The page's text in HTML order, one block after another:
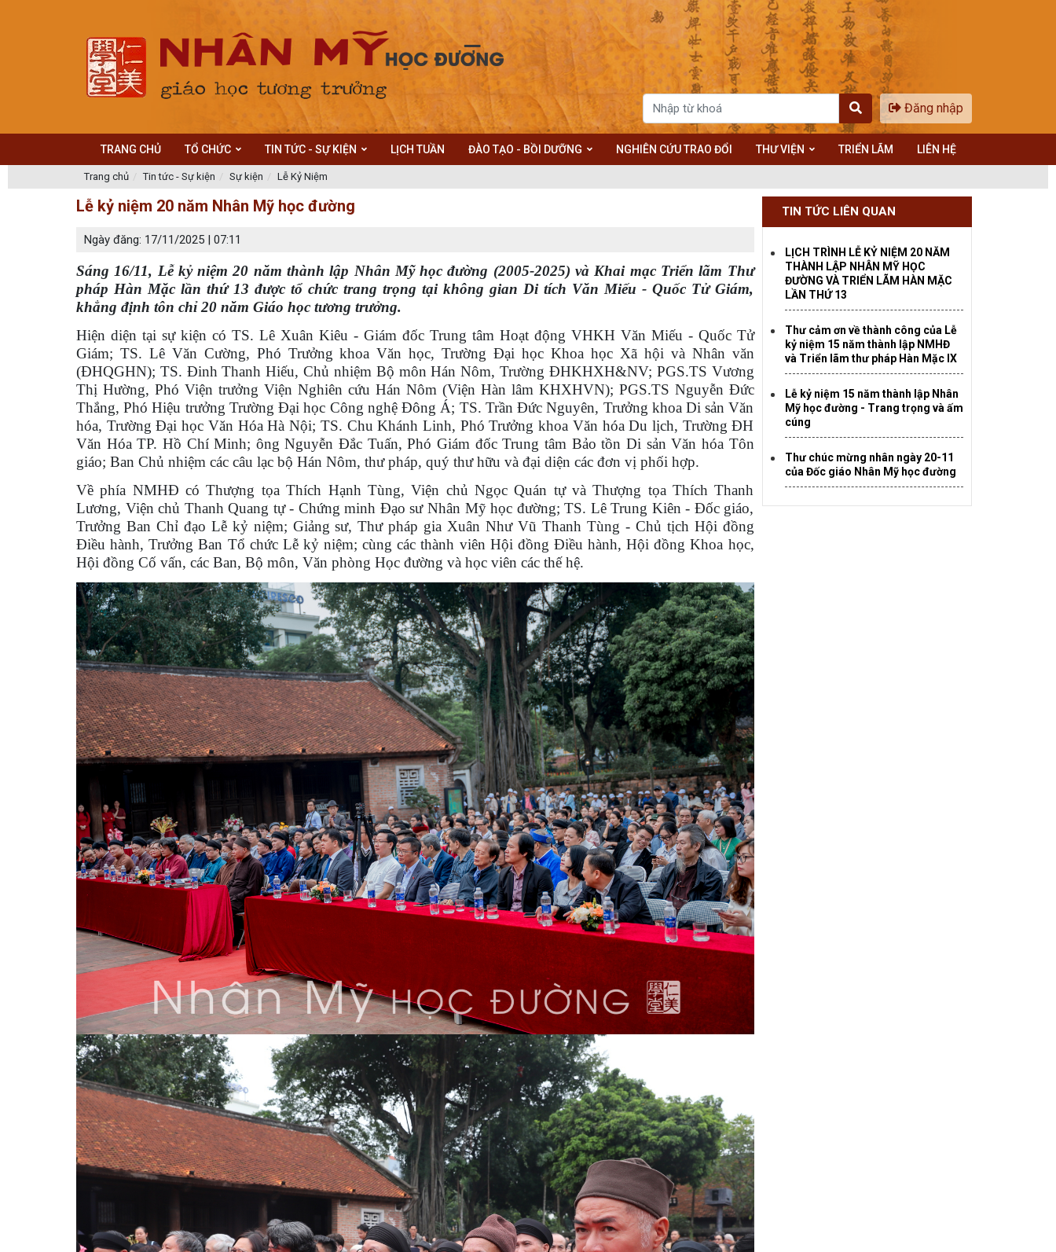
Đăng nhập
TRANG CHỦ TỔ CHỨC TIN TỨC - SỰ KIỆN LỊCH TUẦN ĐÀO TẠO - BỒI DƯỠNG NGHIÊN CỨU TRAO ĐỔI THƯ VIỆN TRIỂN LÃM LIÊN HỆ
Trang chủ Tin tức - Sự kiện Sự kiện Lễ Kỷ Niệm
Lễ kỷ niệm 20 năm Nhân Mỹ học đường
Ngày đăng: 17/11/2025 | 07:11
Sáng 16/11, Lễ kỷ niệm 20 năm thành lập Nhân Mỹ học đường (2005-2025) và Khai mạc Triển lãm Thư
pháp Hàn Mặc lần thứ 13 được tổ chức trang trọng tại không gian Di tích Văn Miếu - Quốc Tử Giám,
khẳng định tôn chỉ 20 năm Giáo học tương trưởng.
Hiện diện tại sự kiện có TS. Lê Xuân Kiêu - Giám đốc Trung tâm Hoạt động VHKH Văn Miếu - Quốc Tử
Giám; TS. Lê Văn Cường, Phó Trưởng khoa Văn học, Trường Đại học Khoa học Xã hội và Nhân văn
(ĐHQGHN); TS. Đinh Thanh Hiếu, Chủ nhiệm Bộ môn Hán Nôm, Trường ĐHKHXH&NV; PGS.TS Vương
Thị Hường, Phó Viện trưởng Viện Nghiên cứu Hán Nôm (Viện Hàn lâm KHXHVN); PGS.TS Nguyễn Đức
Thắng, Phó Hiệu trưởng Trường Đại học Công nghệ Đông Á; TS. Trần Đức Nguyên, Trưởng khoa Di sản Văn
hóa, Trường Đại học Văn Hóa Hà Nội; TS. Chu Khánh Linh, Phó Trưởng khoa Văn hóa Du lịch, Trường ĐH
Văn Hóa TP. Hồ Chí Minh; ông Nguyễn Đắc Tuấn, Phó Giám đốc Trung tâm Bảo tồn Di sản Văn hóa Tôn
giáo; Ban Chủ nhiệm các câu lạc bộ Hán Nôm, thư pháp, quý thư hữu và đại diện các đơn vị phối hợp.
Về phía NMHĐ có Thượng tọa Thích Hạnh Tùng, Viện chủ Ngọc Quán tự và Thượng tọa Thích Thanh
Lương, Viện chủ Thanh Quang tự - Chứng minh Đạo sư Nhân Mỹ học đường; TS. Lê Trung Kiên - Đốc giáo,
Trưởng Ban Chỉ đạo Lễ kỷ niệm; Giảng sư, Thư pháp gia Xuân Như Vũ Thanh Tùng - Chủ tịch Hội đồng
Điều hành, Trưởng Ban Tổ chức Lễ kỷ niệm; cùng các thành viên Hội đồng Điều hành, Hội đồng Khoa học,
Hội đồng Cố vấn, các Ban, Bộ môn, Văn phòng Học đường và học viên các thế hệ.
TIN TỨC LIÊN QUAN
LỊCH TRÌNH LỄ KỶ NIỆM 20 NĂM
THÀNH LẬP NHÂN MỸ HỌC
ĐƯỜNG VÀ TRIỂN LÃM HÀN MẶC
LẦN THỨ 13
Thư cảm ơn về thành công của Lễ
kỷ niệm 15 năm thành lập NMHĐ
và Triển lãm thư pháp Hàn Mặc IX
Lễ kỷ niệm 15 năm thành lập Nhân
Mỹ học đường - Trang trọng và ấm
cúng
Thư chúc mừng nhân ngày 20-11
của Đốc giáo Nhân Mỹ học đường